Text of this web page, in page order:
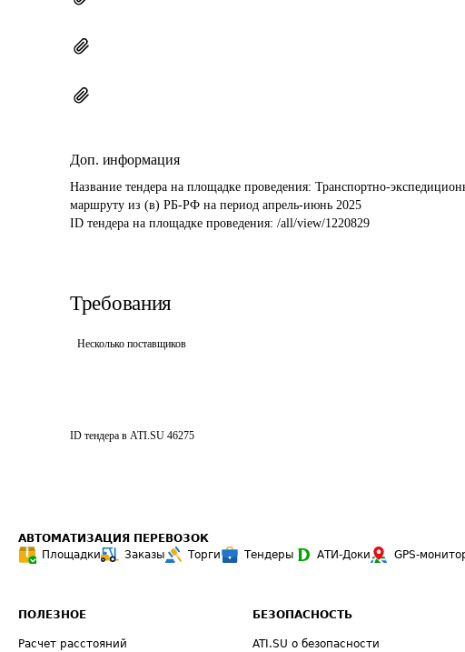
Доп. информация
Название тендера на площадке проведения: Транспортно-
маршруту из (в) РБ-РФ на период апрель-июнь 2025
ID тендера на площадке проведения: /all/view/1220829
Требования
Несколько поставщиков
ID тендера в ATI.SU 46275
АВТОМАТИЗАЦИЯ ПЕРЕВОЗОК
Площадки
Заказы Торги Тендеры АТИ-Доки GPS-
ПОЛЕЗНОЕ
Расчет расстояний
БЕЗОПАСНОСТЬ
ATI.SU о безопасности